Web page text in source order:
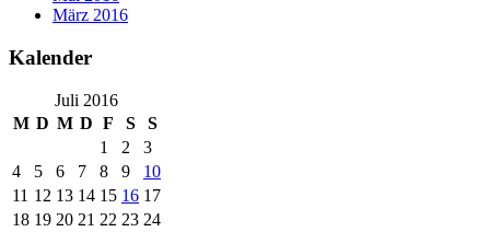
März 2016
Kalender
Juli 2016
M D M D F S
S
1
2
3
4
5 6 7 8 9
10
11 12 13 14 15 16 17
18 19 20 21 22 23 24